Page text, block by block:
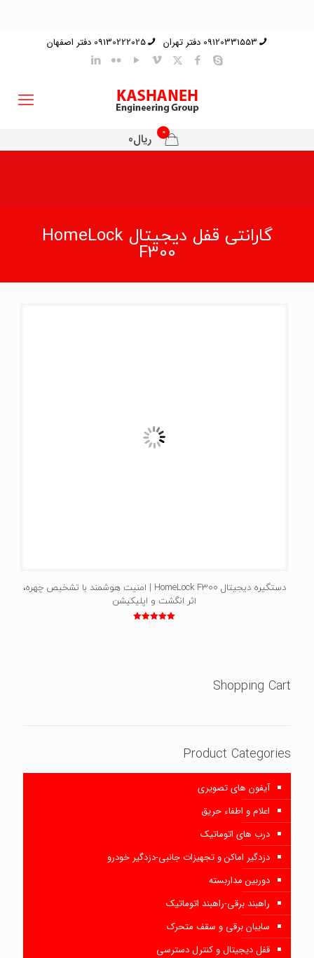
09120331553 دفتر تهران 09130222025 دفتر اصفهان
0 ریال0
گارانتی قفل دیجیتال HomeLock
F300
دستگیره دیجیتال HomeLock F300 | امنیت هوشمند با تشخیص چهره،
اثر انگشت و اپلیکیشن
Shopping Cart
Product Categories
آیفون های تصویری
اعلام و اطفاء حریق
درب های اتوماتیک
دزدگیر اماکن و تجهیزات جانبی-دزدگیر خودرو
دوربین مداربسته
راهبند برقی-راهبند اتوماتیک
سایبان برقی و سقف متحرک
قفل دیجیتال و کنترل دسترسی